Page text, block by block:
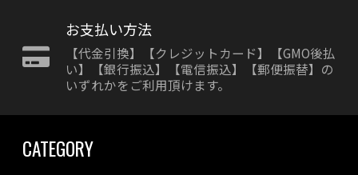
お支払い方法
【代金引換】【クレジットカード】【GMO後払
い】【銀行振込】【電信振込】【郵便振替】の
いずれかをご利用頂けます。
CATEGORY